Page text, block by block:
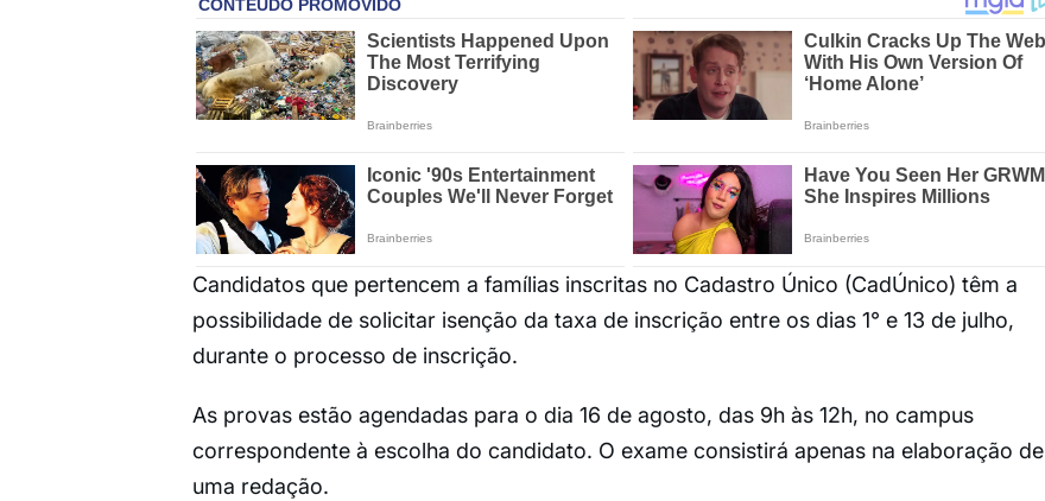
Candidatos que pertencem a famílias inscritas no Cadastro Único (CadÚnico) têm a
possibilidade de solicitar isenção da taxa de inscrição entre os dias 1° e 13 de julho,
durante o processo de inscrição.
As provas estão agendadas para o dia 16 de agosto, das 9h às 12h, no campus
correspondente à escolha do candidato. O exame consistirá apenas na elaboração de
uma redação.